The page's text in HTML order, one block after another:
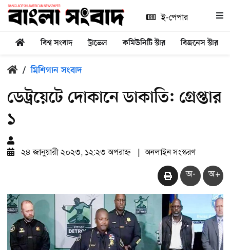
ই-পেপার
বিশ্ব সংবাদ ট্রাভেল কমিউনিটি স্টার বিজনেস স্টার
/ মিশিগান সংবাদ
ডেট্রয়েটে দোকানে ডাকাতি: গ্রেপ্তার
১
২৪ জানুয়ারী ২০২৩, ১২:২৩ অপরাহ্ন অনলাইন সংস্করণ
অ- অ+